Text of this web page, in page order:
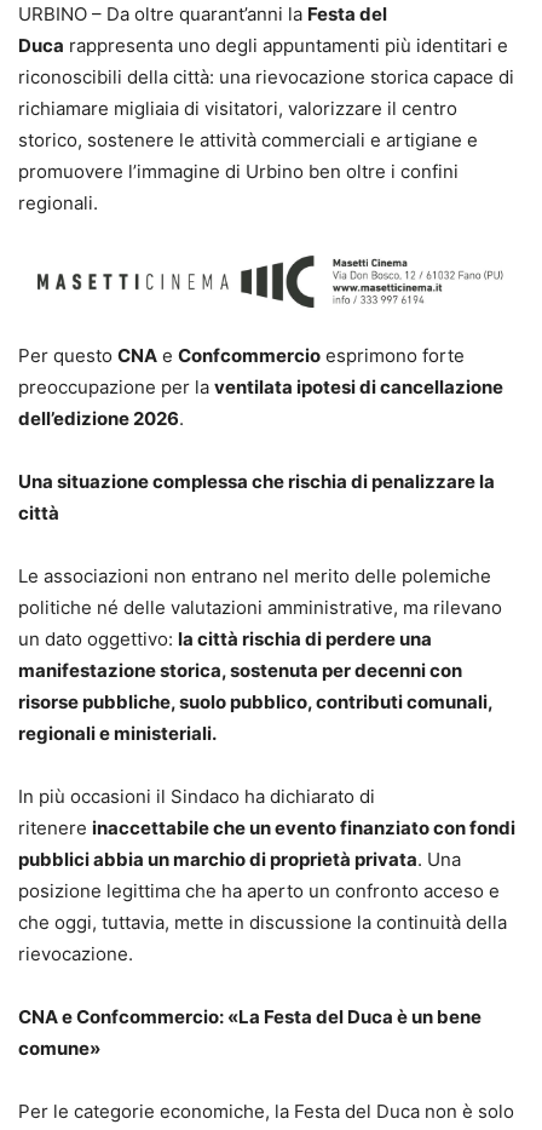
URBINO – Da oltre quarant’anni la Festa del
Duca rappresenta uno degli appuntamenti più identitari e
riconoscibili della città: una rievocazione storica capace di
richiamare migliaia di visitatori, valorizzare il centro
storico, sostenere le attività commerciali e artigiane e
promuovere l’immagine di Urbino ben oltre i confini
regionali.
Per questo CNA e Confcommercio esprimono forte
preoccupazione per la ventilata ipotesi di cancellazione
dell’edizione 2026.
Una situazione complessa che rischia di penalizzare la
città
Le associazioni non entrano nel merito delle polemiche
politiche né delle valutazioni amministrative, ma rilevano
un dato oggettivo: la città rischia di perdere una
manifestazione storica, sostenuta per decenni con
risorse pubbliche, suolo pubblico, contributi comunali,
regionali e ministeriali.
In più occasioni il Sindaco ha dichiarato di
ritenere inaccettabile che un evento finanziato con fondi
pubblici abbia un marchio di proprietà privata. Una
posizione legittima che ha aperto un confronto acceso e
che oggi, tuttavia, mette in discussione la continuità della
rievocazione.
CNA e Confcommercio: «La Festa del Duca è un bene
comune»
Per le categorie economiche, la Festa del Duca non è solo